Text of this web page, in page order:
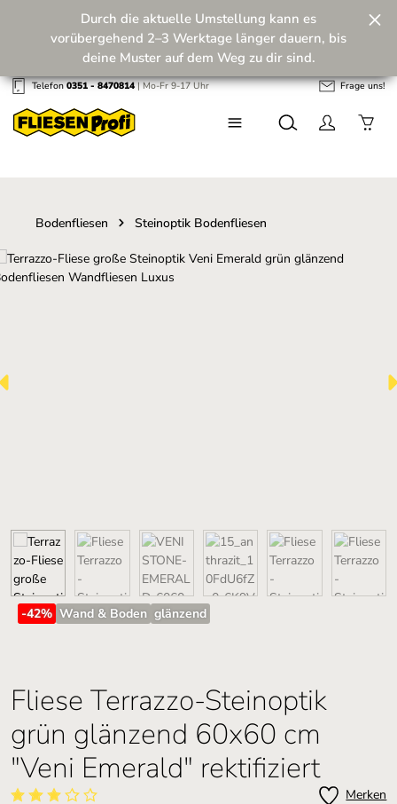
Zum Hauptinhalt springen
Zukunft! 💪
Durch die aktuelle Umstellung kann es
vorübergehend 2–3 Werktage länger dauern, bis
deine Muster auf dem Weg zu dir sind.
Telefon0351 - 8470814| Mo-Fr 9-17 Uhr Frage uns!
Bodenfliesen Steinoptik Bodenfliesen
Bildergalerie überspringen
-42% Wand & Boden glänzend
Fliese Terrazzo-Steinoptik
grün glänzend 60x60 cm
"Veni Emerald" rektifiziert
Merken